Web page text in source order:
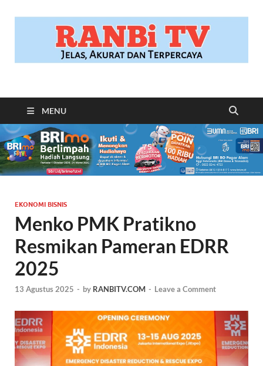
RANBITV.COM
MENU
EKONOMI BISNIS
Menko PMK Pratikno
Resmikan Pameran EDRR
2025
13 Agustus 2025 - by RANBITV.COM - Leave a Comment